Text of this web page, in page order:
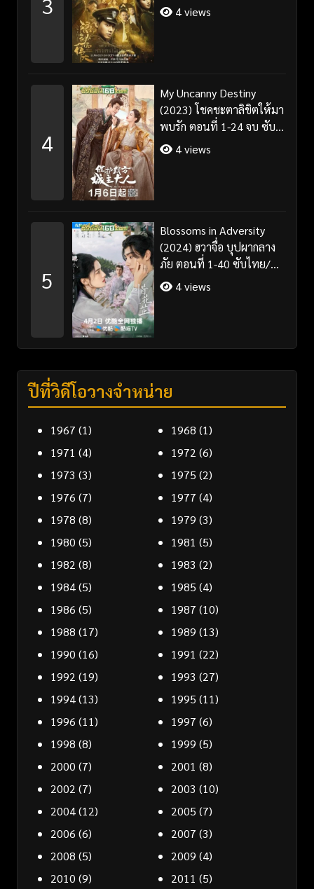
4 views
4
My Uncanny Destiny
(2023) โชคชะตาลิขิตให้มา
พบรัก ตอนที่ 1-24 จบ ซับ
ไทย/พากย์ไทย
4 views
5
Blossoms in Adversity
(2024) ฮวาจื่อ บุปผากลาง
ภัย ตอนที่ 1-40 ซับไทย/
พากย์ไทย
4 views
ปีที่วิดีโอวางจำหน่าย
1967 (1) 1968 (1)
1971 (4) 1972 (6)
1973 (3) 1975 (2)
1976 (7) 1977 (4)
1978 (8) 1979 (3)
1980 (5) 1981 (5)
1982 (8) 1983 (2)
1984(5) 1985 (4)
1986 (5) 1987 (10)
1988 (17) 1989 (13)
1990 (16) 1991 (22)
1992 (19) 1993 (27)
1994(13) 1995 (11)
1996 (11) 1997 (6)
1998 (8) 1999 (5)
2000 (7) 2001 (8)
2002 (7) 2003 (10)
2004(12) 2005 (7)
2006 (6) 2007 (3)
2008 (5) 2009 (4)
2010 (9) 2011 (5)